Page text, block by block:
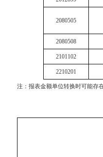
2080505
2080508
2101102
2210201
注：报表金额单位转换时可能存